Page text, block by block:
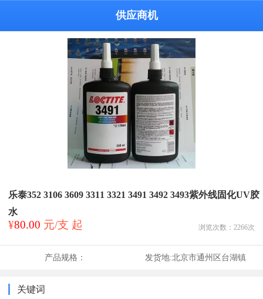
供应商机
乐泰352 3106 3609 3311 3321 3491 3492 3493紫外线固化UV胶
水
¥80.00 元/支 起 浏览次数： 2266次
产品规格： 发货地:北京市通州区台湖镇
关键词